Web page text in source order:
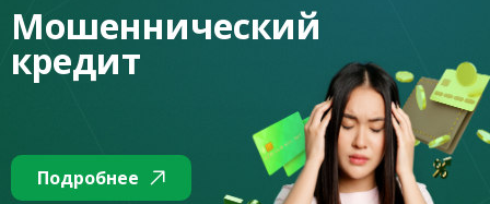
получения письменного заявления рассматривает
предложенные условия изменения договора и в
письменной форме информирует коллекторское
агентство о (об):
- согласии с предложенными изменениями в
- своих предложениях по изменению условий
договора;
Мошеннический
кредит
Подробнее